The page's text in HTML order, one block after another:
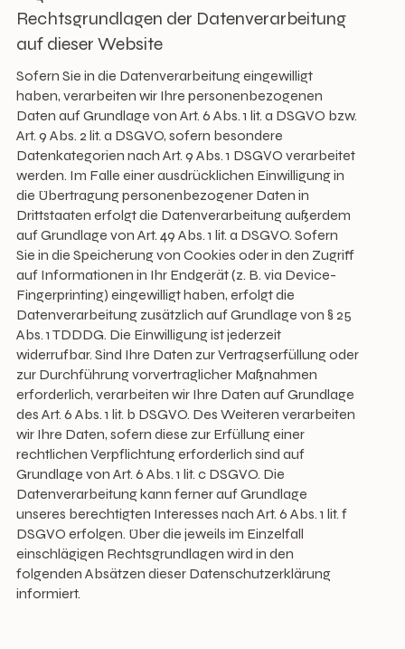
Rechtsgrundlagen der Datenverarbeitung
auf dieser Website
Sofern Sie in die Datenverarbeitung eingewilligt
haben, verarbeiten wir Ihre personenbezogenen
Daten auf Grundlage von Art. 6 Abs. 1 lit. a DSGVO bzw.
Art. 9 Abs. 2 lit. a DSGVO, sofern besondere
Datenkategorien nach Art. 9 Abs. 1 DSGVO verarbeitet
werden. Im Falle einer ausdrücklichen Einwilligung in
die Übertragung personenbezogener Daten in
Drittstaaten erfolgt die Datenverarbeitung außerdem
auf Grundlage von Art. 49 Abs. 1 lit. a DSGVO. Sofern
Sie in die Speicherung von Cookies oder in den Zugriff
auf Informationen in Ihr Endgerät (z. B. via Device-
Fingerprinting) eingewilligt haben, erfolgt die
Datenverarbeitung zusätzlich auf Grundlage von § 25
Abs. 1 TDDDG. Die Einwilligung ist jederzeit
widerrufbar. Sind Ihre Daten zur Vertragserfüllung oder
zur Durchführung vorvertraglicher Maßnahmen
erforderlich, verarbeiten wir Ihre Daten auf Grundlage
des Art. 6 Abs. 1 lit. b DSGVO. Des Weiteren verarbeiten
wir Ihre Daten, sofern diese zur Erfüllung einer
rechtlichen Verpflichtung erforderlich sind auf
Grundlage von Art. 6 Abs. 1 lit. c DSGVO. Die
Datenverarbeitung kann ferner auf Grundlage
unseres berechtigten Interesses nach Art. 6 Abs. 1 lit. f
DSGVO erfolgen. Über die jeweils im Einzelfall
einschlägigen Rechtsgrundlagen wird in den
folgenden Absätzen dieser Datenschutzerklärung
informiert.